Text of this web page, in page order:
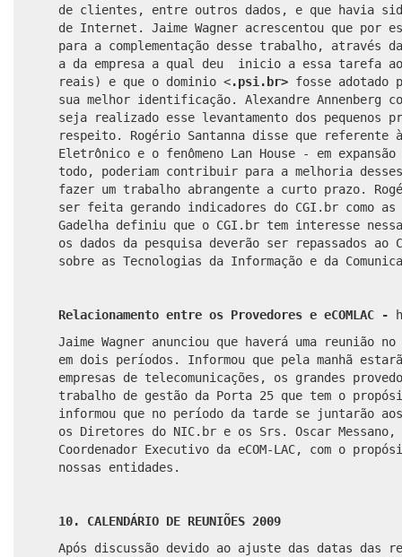
de clientes, entre outros dados, e que havia
de Internet. Jaime Wagner acrescentou que por
para a complementação desse trabalho, através
a da empresa a qual deu inicio a essa tarefa
reais) e que o dominio <.psi.br> fosse adotado
sua melhor identificação. Alexandre Annenberg
seja realizado esse levantamento dos pequenos
respeito. Rogério Santanna disse que referente
Eletrônico e o fenômeno Lan House - em
todo, poderiam contribuir para a melhoria
fazer um trabalho abrangente a curto prazo.
ser feita gerando indicadores do CGI.br como
Gadelha definiu que o CGI.br tem interesse
os dados da pesquisa deverão ser repassados ao
sobre as Tecnologias da Informação e da
Relacionamento entre os Provedores e eCOMLAC -
Jaime Wagner anunciou que haverá uma reunião
em dois períodos. Informou que pela manhã
empresas de telecomunicações, os grandes
trabalho de gestão da Porta 25 que tem o
informou que no período da tarde se juntarão
os Diretores do NIC.br e os Srs. Oscar
Coordenador Executivo da eCOM-LAC, com o
nossas entidades.
10. CALENDÁRIO DE REUNIÕES 2009
Após discussão devido ao ajuste das datas das